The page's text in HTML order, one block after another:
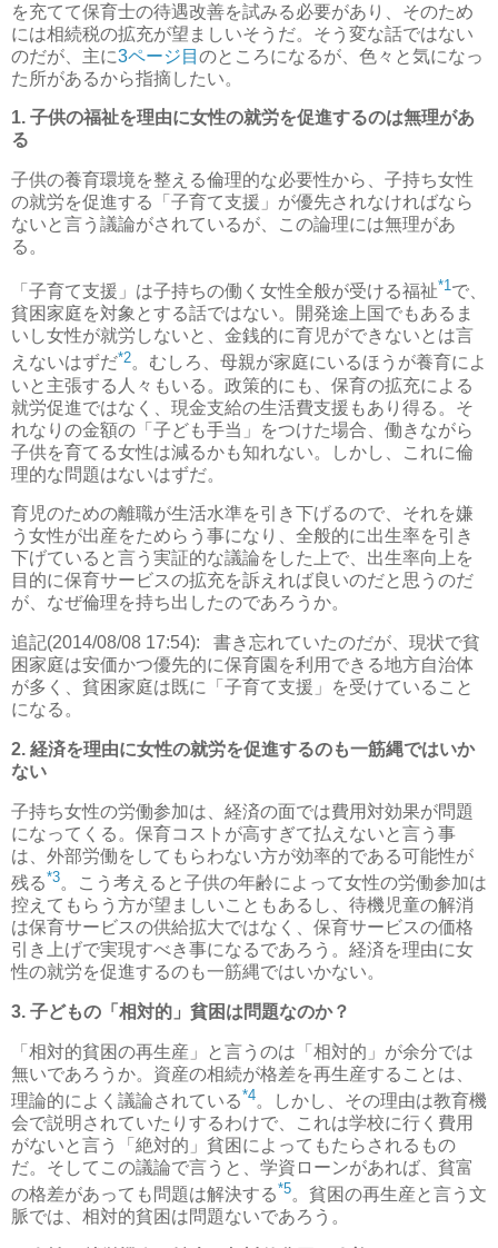
を充てて保育士の待遇改善を試みる必要があり、そのため
には相続税の拡充が望ましいそうだ。そう変な話ではない
のだが、主に3ページ目 のところになるが、色々と気になっ
た所があるから指摘したい。
1. 子供の福祉を理由に女性の就労を促進するのは無理があ
る
子供の養育環境を整える倫理的な必要性から、子持ち女性
の就労を促進する「子育て支援」が優先されなければなら
ないと言う議論がされているが、この論理には無理があ
る。
「子育て支援」は子持ちの働く女性全般が受ける福祉*1で、
貧困家庭を対象とする話ではない。開発途上国でもあるま
いし女性が就労しないと、金銭的に育児ができないとは言
えないはずだ*2。むしろ、母親が家庭にいるほうが養育によ
いと主張する人々もいる。政策的にも、保育の拡充による
就労促進ではなく、現金支給の生活費支援もあり得る。そ
れなりの金額の「子ども手当」をつけた場合、働きながら
子供を育てる女性は減るかも知れない。しかし、これに倫
理的な問題はないはずだ。
育児のための離職が生活水準を引き下げるので、それを嫌
う女性が出産をためらう事になり、全般的に出生率を引き
下げていると言う実証的な議論をした上で、出生率向上を
目的に保育サービスの拡充を訴えれば良いのだと思うのだ
が、なぜ倫理を持ち出したのであろうか。
追記(2014/08/08 17:54):
書き忘れていたのだが、現状で貧
困家庭は安価かつ優先的に保育園を利用できる地方自治体
が多く、貧困家庭は既に「子育て支援」を受けていること
になる。
2. 経済を理由に女性の就労を促進するのも一筋縄ではいか
ない
子持ち女性の労働参加は、経済の面では費用対効果が問題
になってくる。保育コストが高すぎて払えないと言う事
は、外部労働をしてもらわない方が効率的である可能性が
残る*3。こう考えると子供の年齢によって女性の労働参加は
控えてもらう方が望ましいこともあるし、待機児童の解消
は保育サービスの供給拡大ではなく、保育サービスの価格
引き上げで実現すべき事になるであろう。経済を理由に女
性の就労を促進するのも一筋縄ではいかない。
3. 子どもの「相対的」貧困は問題なのか？
「相対的貧困の再生産」と言うのは「相対的」が余分では
無いであろうか。資産の相続が格差を再生産することは、
理論的によく議論されている*4。しかし、その理由は教育機
会で説明されていたりするわけで、これは学校に行く費用
がないと言う「絶対的」貧困によってもたらされるもの
だ。そしてこの議論で言うと、学資ローンがあれば、貧富
の格差があっても問題は解決する*5。貧困の再生産と言う文
脈では、相対的貧困は問題ないであろう。